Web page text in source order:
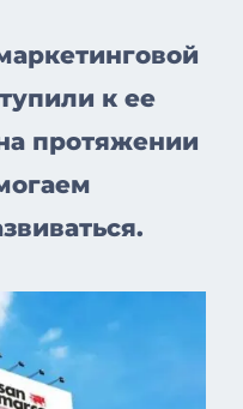
к ее
протяжении